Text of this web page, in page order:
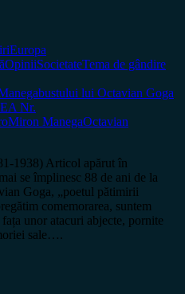
Europa
OpiniiSocietateTema de gândire
bustului lui Octavian Goga
Nr.
Miron ManegaOctavian
1938) Articol apărut în
se împlinesc 88 de ani de la
Goga, „poetul pătimirii
comemorarea, suntem
unor atacuri abjecte, pornite
sale….